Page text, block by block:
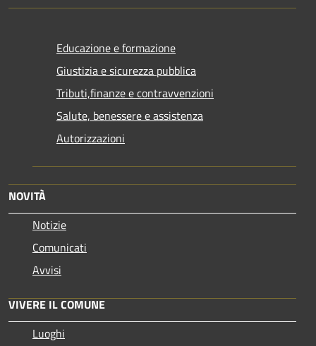
Educazione e formazione
Giustizia e sicurezza pubblica
Tributi,finanze e contravvenzioni
Salute, benessere e assistenza
Autorizzazioni
NOVITÀ
Notizie
Comunicati
Avvisi
VIVERE IL COMUNE
Luoghi